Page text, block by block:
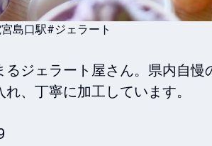
島口駅#ジェラート
ジェラート屋さん。県内自
、丁寧に加工しています。